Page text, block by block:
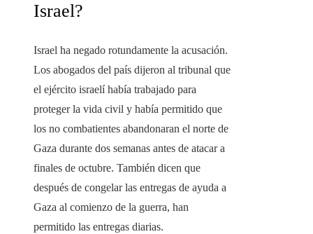
Israel?
Israel ha negado rotundamente la acusación.
Los abogados del país dijeron al tribunal que
el ejército israelí había trabajado para
proteger la vida civil y había permitido que
los no combatientes abandonaran el norte de
Gaza durante dos semanas antes de atacar a
finales de octubre. También dicen que
después de congelar las entregas de ayuda a
Gaza al comienzo de la guerra, han
permitido las entregas diarias.